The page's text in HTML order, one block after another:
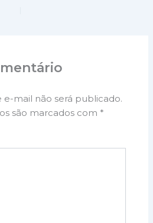
e-mail não será publicado.
são marcados com *